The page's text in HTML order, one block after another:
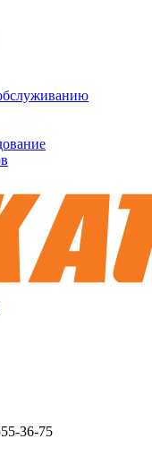
36-75